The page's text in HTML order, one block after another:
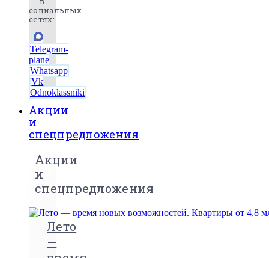
социальных
сетях:
Telegram-
plane
Whatsapp
Vk
Odnoklassniki
Акции
и
спецпредложения
Акции
и
спецпредложения
Лето
—